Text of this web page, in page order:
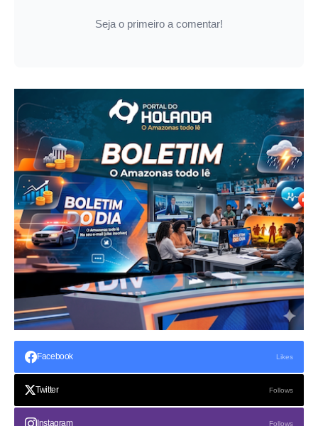
Seja o primeiro a comentar!
Facebook Likes
Twitter Follows
Instagram Follows